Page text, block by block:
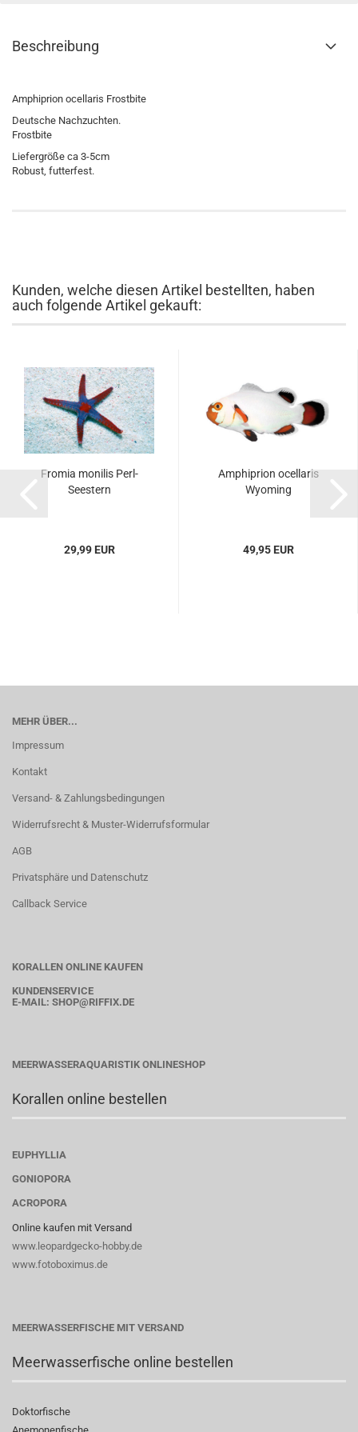
Beschreibung
Amphiprion ocellaris Frostbite
Deutsche Nachzuchten.
Frostbite
Liefergröße ca 3-5cm
Robust, futterfest.
Kunden, welche diesen Artikel bestellten, haben
auch folgende Artikel gekauft:
Fromia monilis Perl-
Seestern
29,99 EUR
Amphiprion ocellaris
Wyoming
49,95 EUR
MEHR ÜBER...
Impressum
Kontakt
Versand- & Zahlungsbedingungen
Widerrufsrecht & Muster-Widerrufsformular
AGB
Privatsphäre und Datenschutz
Callback Service
KORALLEN ONLINE KAUFEN
KUNDENSERVICE
E-MAIL: SHOP@RIFFIX.DE
MEERWASSERAQUARISTIK ONLINESHOP
Korallen online bestellen
EUPHYLLIA
GONIOPORA
ACROPORA
Online kaufen mit Versand
www.leopardgecko-hobby.de
www.fotoboximus.de
MEERWASSERFISCHE MIT VERSAND
Meerwasserfische online bestellen
Doktorfische